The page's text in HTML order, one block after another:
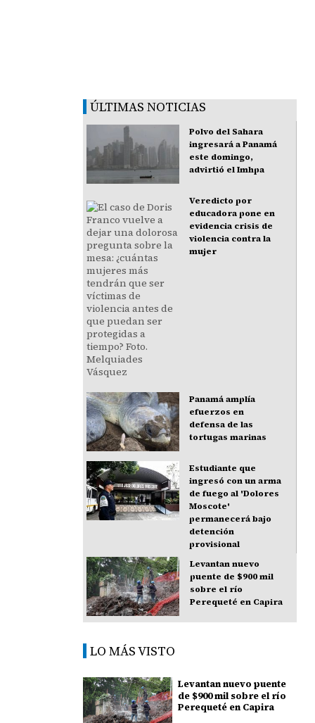
ÚLTIMAS NOTICIAS
Polvo del Sahara
ingresará a Panamá
este domingo,
advirtió el Imhpa
Veredicto por
educadora pone en
evidencia crisis de
violencia contra la
mujer
Panamá amplía
efuerzos en
defensa de las
tortugas marinas
Estudiante que
ingresó con un arma
de fuego al 'Dolores
Moscote'
permanecerá bajo
detención
provisional
Levantan nuevo
puente de $900 mil
sobre el río
Perequeté en Capira
LO MÁS VISTO
Levantan nuevo puente
de $900 mil sobre el río
Perequeté en Capira